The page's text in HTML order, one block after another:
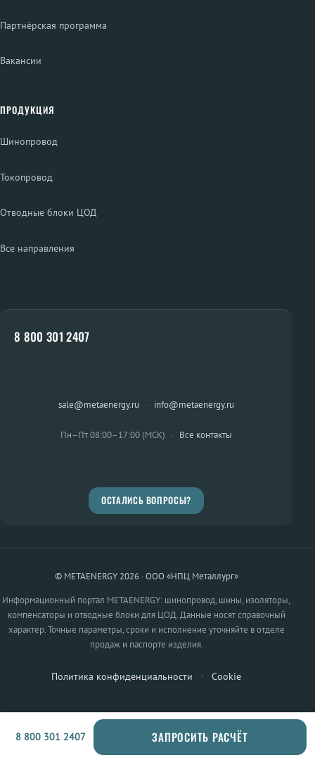
Партнёрская программа
Вакансии
ПРОДУКЦИЯ
Шинопровод
Токопровод
Отводные блоки ЦОД
Все направления
8 800 301 2407
sale@metaenergy.ru · info@metaenergy.ru
Пн–Пт 08:00–17:00 (МСК) · Все контакты
ОСТАЛИСЬ ВОПРОСЫ?
© METAENERGY 2026 · ООО «НПЦ Металлург»
Информационный портал METAENERGY: шинопровод, шины, изоляторы,
компенсаторы и отводные блоки для ЦОД. Данные носят справочный
характер. Точные параметры, сроки и исполнение уточняйте в отделе
продаж и паспорте изделия.
Политика конфиденциальности · Cookie
8 800 301 2407 ЗАПРОСИТЬ РАСЧЁТ